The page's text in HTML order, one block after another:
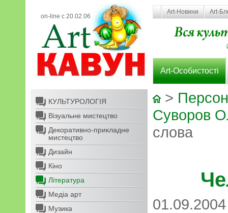
on-line с 20.02.06
Art-Новини Art-
Art-Особистості
КУЛЬТУРОЛОГІЯ
Візуальне мистецтво
Декоративно-прикладне
мистецтво
Дизайн
Кіно
Література
Медіа арт
Музика
>
Суворов
слова
01.09.2004